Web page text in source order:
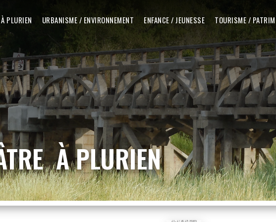
PLURIEN URBANISME / ENVIRONNEMENT ENFANCE / JEUNESSE TOURISME /
À PLURIEN